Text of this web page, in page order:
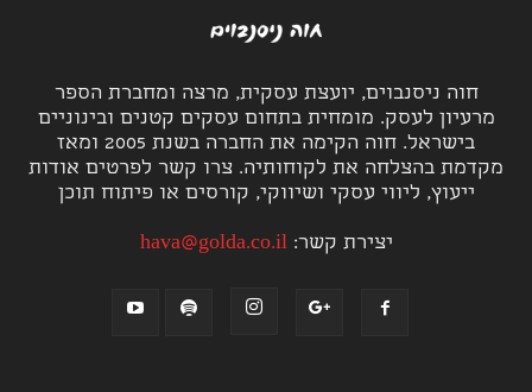
חוה ניסנבוים, יועצת עסקית, מרצה ומחברת הספר
מרעיון לעסק. מומחית בתחום עסקים קטנים ובינוניים
בישראל. חוה הקימה את החברה בשנת 2005 ומאז
מקדמת בהצלחה את לקוחותיה. צרו קשר לפרטים אודות
ייעוץ, ליווי עסקי ושיווקי, קורסים או פיתוח תוכן
יצירת קשר:hava@golda.co.il